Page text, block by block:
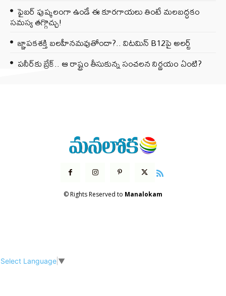
ఫైబర్‌ పుష్కలంగా ఉండే ఈ కూరగాయలు తింటే మలబద్ధకం
సమస్య తగ్గొచ్చు!
జ్ఞాపకశక్తి బలహీనమవుతోందా?.. విటమిన్ B12పై అలర్ట్
పనీర్‌కు బ్రేక్.. ఆ రాష్ట్రం తీసుకున్న సంచలన నిర్ణయం ఏంటి?
© Rights Reserved to Manalokam
Select Language ▼